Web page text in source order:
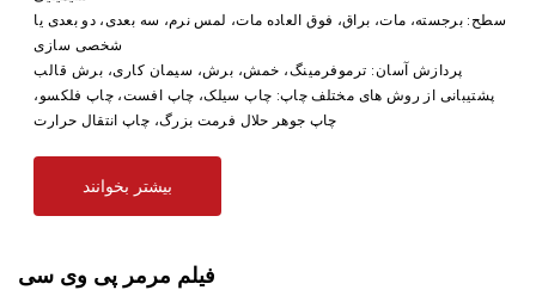
سطح: برجسته، مات، براق، فوق العاده مات، لمس نرم، سه بعدی، دو بعدی یا
پردازش آسان: ترموفرمینگ، خمش، برش، سیمان کاری، برش قالب
پشتیبانی از روش های مختلف چاپ: چاپ سیلک، چاپ افست، چاپ فلکسو،
چاپ جوهر حلال فرمت بزرگ، چاپ انتقال حرارت
بیشتر بخوانند
فیلم مرمر پی وی سی